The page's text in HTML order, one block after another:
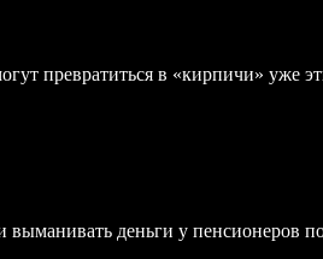
превратиться в «кирпичи» уже
деньги у пенсионеров